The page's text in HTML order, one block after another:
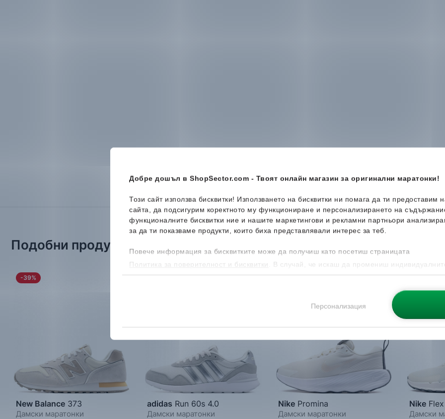
Добре дошъл в ShopSector.com - Твоят онлайн магазин за оригинални маратонки!
Този сайт използва бисквитки! Използването на бисквитки ни помага да ти предоставим
сайта, да подсигурим коректното му функциониране и персонализирането на
функционалните бисквитки ние и нашите маркетингови и рекламни партньори
за да ти показваме продукти, които биха представлявали интерес за теб.
Повече информация за бисквитките може да получиш като посетиш страницата
Политика за поверителност и бисквитки
. В случай, че искаш да промениш
бисквитките, можеш да го направиш от опцията за Персонализация.
Персонализация
Подобни продукти
-39%
New Balance 373
Дамски маратонки
-42%
adidas Run 60s 4.0
Дамски маратонки
-38%
Nike Promina
Дамски маратонки
-44%
Nike
Дамски